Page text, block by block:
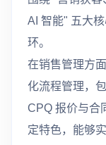
AI 智能" 五大
环。
在销售管理方
化流程管理，
CPQ 报价与合
定特色，能够